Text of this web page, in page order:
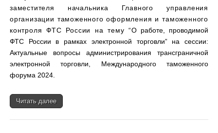
заместителя начальника Главного управления
организации таможенного оформления и таможенного
контроля ФТС России на тему “О работе, проводимой
ФТС России в рамках электронной торговли” на сессии:
Актуальные вопросы администрирования трансграничной
электронной торговли, Международного таможенного
форума 2024.
Читать далее